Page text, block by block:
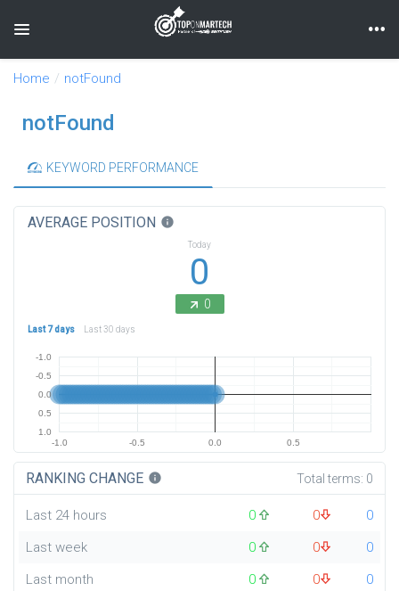
Toggle navigation
Home notFound
notFound
KEYWORD PERFORMANCE
AVERAGE POSITION info
Today
0
0
Last 7 days Last 30 days
-1.0 -0.5 0.0 0.5
-1.0
-0.5
0.0
0.5
1.0
RANKING CHANGE info Total terms: 0
Last 24 hours 0 0
0
Last week
0 0
0
Last month
0 0 0